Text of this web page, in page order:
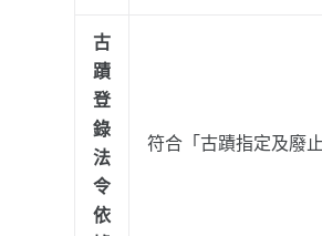
古
蹟
登
錄
法
令
依
符合「古蹟指定及廢